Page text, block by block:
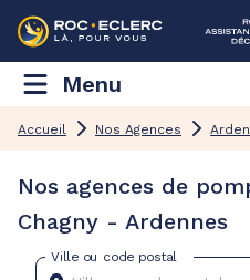
Menu
Accueil Nos Agences
Nos agences de
Chagny - Ardennes
Ville ou code postal